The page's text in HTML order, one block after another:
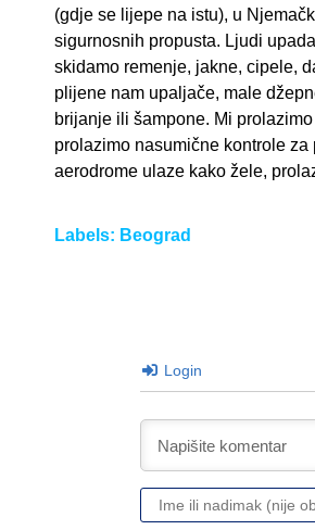
(gdje se lijepe na istu), u
sigurnosnih propusta. Ljudi
skidamo remenje, jakne, cipele,
plijene nam upaljače, male
brijanje ili šampone. Mi
prolazimo nasumične kontrole
aerodrome ulaze kako žele,
Labels: Beograd
Login